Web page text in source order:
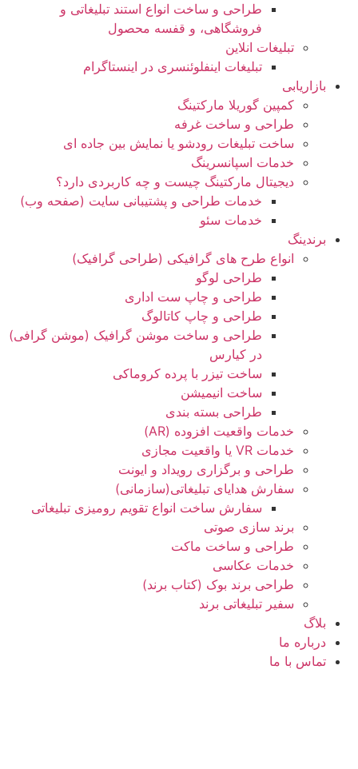
طراحی و ساخت انواع استند تبلیغاتی و
فروشگاهی، و قفسه محصول
تبلیغات انلاین
تبلیغات اینفلوئنسری در اینستاگرام
بازاریابی
کمپین گوریلا مارکتینگ
طراحی و ساخت غرفه
ساخت تبلیغات رودشو یا نمایش بین جاده ای
خدمات اسپانسرینگ
دیجیتال مارکتینگ چیست و چه کاربردی دارد؟
خدمات طراحی و پشتیبانی سایت (صفحه وب)
خدمات سئو
برندینگ
انواع طرح های گرافیکی (طراحی گرافیک)
طراحی لوگو
طراحی و چاپ ست اداری
طراحی و چاپ کاتالوگ
طراحی و ساخت موشن گرافیک (موشن گرافی)
در کیارس
ساخت تیزر با پرده کروماکی
ساخت انیمیشن
طراحی بسته بندی
خدمات واقعیت افزوده (AR)
خدمات VR یا واقعیت مجازی
طراحی و برگزاری رویداد و ایونت
سفارش هدایای تبلیغاتی(سازمانی)
سفارش ساخت انواع تقویم رومیزی تبلیغاتی
برند سازی صوتی
طراحی و ساخت ماکت
خدمات عکاسی
طراحی برند بوک (کتاب برند)
سفیر تبلیغاتی برند
بلاگ
درباره ما
تماس با ما